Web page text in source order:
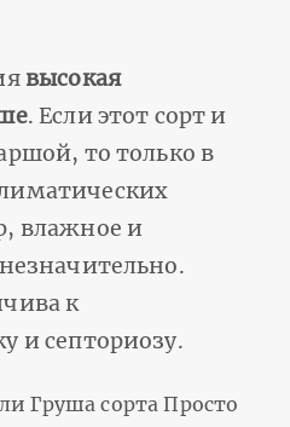
высокая
. Если этот сорт и
то только в
влажное и
к
и септориозу.
Груша сорта Просто